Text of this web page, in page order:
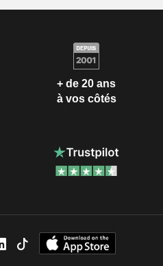
+ de 20 ans
à vos côtés